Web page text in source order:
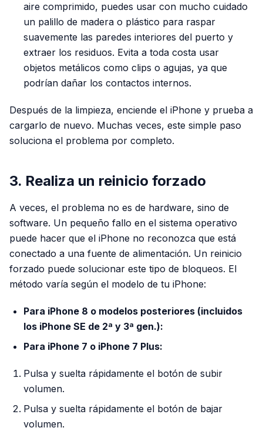
aire comprimido, puedes usar con mucho cuidado
un palillo de madera o plástico para raspar
suavemente las paredes interiores del puerto y
extraer los residuos. Evita a toda costa usar
objetos metálicos como clips o agujas, ya que
podrían dañar los contactos internos.
Después de la limpieza, enciende el iPhone y prueba a
cargarlo de nuevo. Muchas veces, este simple paso
soluciona el problema por completo.
3. Realiza un reinicio forzado
A veces, el problema no es de hardware, sino de
software. Un pequeño fallo en el sistema operativo
puede hacer que el iPhone no reconozca que está
conectado a una fuente de alimentación. Un reinicio
forzado puede solucionar este tipo de bloqueos. El
método varía según el modelo de tu iPhone:
Para iPhone 8 o modelos posteriores (incluidos
los iPhone SE de 2ª y 3ª gen.):
Para iPhone 7 o iPhone 7 Plus:
Pulsa y suelta rápidamente el botón de subir
volumen.
Pulsa y suelta rápidamente el botón de bajar
volumen.